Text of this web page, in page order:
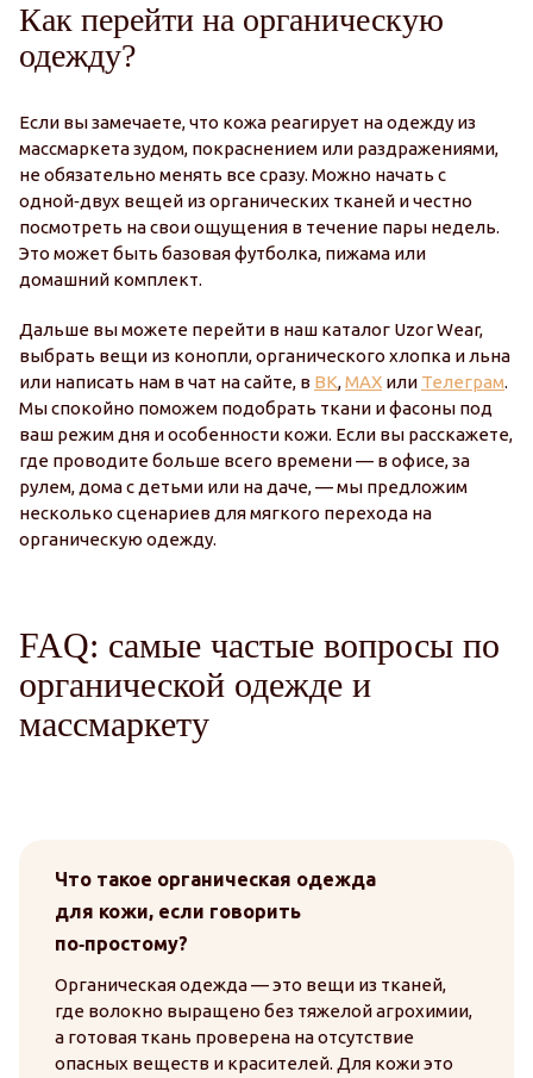
Как перейти на органическую
одежду?
Если вы замечаете, что кожа реагирует на одежду из
массмаркета зудом, покраснением или раздражениями,
не обязательно менять все сразу. Можно начать с
одной‑двух вещей из органических тканей и честно
посмотреть на свои ощущения в течение пары недель.
Это может быть базовая футболка, пижама или
домашний комплект.
Дальше вы можете перейти в наш каталог Uzor Wear,
выбрать вещи из конопли, органического хлопка и льна
или написать нам в чат на сайте, в ВК,MAX или Телеграм.
Мы спокойно поможем подобрать ткани и фасоны под
ваш режим дня и особенности кожи. Если вы расскажете,
где проводите больше всего времени — в офисе, за
рулем, дома с детьми или на даче, — мы предложим
несколько сценариев для мягкого перехода на
органическую одежду.
FAQ: самые частые вопросы по
органической одежде и
массмаркету
Что такое органическая одежда
для кожи, если говорить
по‑простому?
Органическая одежда — это вещи из тканей,
где волокно выращено без тяжелой агрохимии,
а готовая ткань проверена на отсутствие
опасных веществ и красителей. Для кожи это